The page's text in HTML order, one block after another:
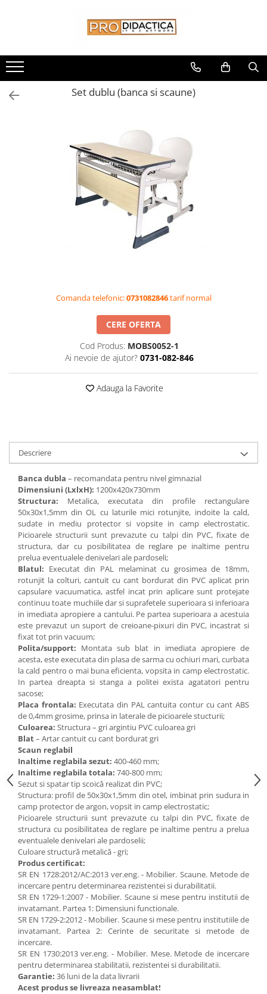
Oferta PNRR/PNRAS
Pachete Echipamente Sali Clasa
Pachete Echipamente Sala Clasa
Display-uri Interactive
Suporti/Standuri/Accesorii
Imprimante si Multifunctionale
Imprimante si Scanere 3D
Videoproiectoare
Videoconferinta si Colaborare
Camere Videoconferinta
Tehnologie Educationala
Software Educational
Oferta Mobilier Clasa
Table/Display-uri Interactive
Table Interactive
Display-uri Interactive
Accesorii/Standuri
Videoproiectoare si Echipamente IT
Videoproiectoare
Videoproiectoare
Suporti si Accesorii
Videoproiectoare
Ecrane Proiectie
Laptopuri si Accesorii
Laptopuri
Accesorii Laptopuri
All in One/PC
All in One
Periferice PC
Conectivitate si Accesorii
Monitoare
Tablete si Accesorii
Imprimante si Multifunctionale
Imprimante
Multifunctionale
Imprimante si Scanere 3D
Imprimante 3D
Videoconferinta si Colaborare
Camere Videoconferinta
Boxe si Soundbar
Tehnologie Educationala
Ochelari VR
Kit Robotic Educational
Software Educational
Mobilier Invatamant
Set dublu (banca si scaune)
Comanda telefonic:0731082846tarif normal
CERE OFERTA
Cod Produs: MOBS0052-1
Ai nevoie de ajutor? 0731-082-846
Adauga la Favorite
Descriere
Banca dubla – recomandata pentru nivel gimnazial
Dimensiuni (LxlxH): 1200x420x730mm
Structura: Metalica, executata din profile rectangulare
50x30x1,5mm din OL cu laturile mici rotunjite, indoite la cald,
sudate in mediu protector si vopsite in camp electrostatic.
Picioarele structurii sunt prevazute cu talpi din PVC, fixate de
structura, dar cu posibilitatea de reglare pe inaltime pentru
prelua eventualele denivelari ale pardoseli;
Blatul: Executat din PAL melaminat cu grosimea de 18mm,
rotunjit la colturi, cantuit cu cant bordurat din PVC aplicat prin
capsulare vacuumatica, astfel incat prin aplicare sunt protejate
continuu toate muchiile dar si suprafetele superioara si inferioara
in imediata apropiere a cantului. Pe partea superioara a acestuia
este prevazut un suport de creioane-pixuri din PVC, incastrat si
fixat tot prin vacuum;
Polita/support: Montata sub blat in imediata apropiere de
acesta, este executata din plasa de sarma cu ochiuri mari, curbata
la cald pentro o mai buna eficienta, vopsita in camp electrostatic.
In partea dreapta si stanga a politei exista agatatori pentru
sacose;
Placa frontala: Executata din PAL cantuita contur cu cant ABS
de 0,4mm grosime, prinsa in laterale de picioarele stucturii;
Culoarea: Structura – gri argintiu PVC culoarea gri
Blat– Artar cantuit cu cant bordurat gri
Scaun reglabil
Inaltime reglabila sezut: 400-460 mm;
Inaltime reglabila totala: 740-800 mm;
Sezut si spatar tip scoică realizat din PVC;
Structura: profil de 50x30x1,5mm din otel, imbinat prin sudura in
camp protector de argon, vopsit in camp electrostatic;
Picioarele structurii sunt prevazute cu talpi din PVC, fixate de
structura cu posibilitatea de reglare pe inaltime pentru a prelua
eventualele denivelari ale pardoselii;
Culoare structură metalică - gri;
Produs certificat:
SR EN 1728:2012/AC:2013 ver.eng. - Mobilier. Scaune. Metode de
incercare pentru determinarea rezistentei si durabilitatii.
SR EN 1729-1:2007 - Mobilier. Scaune si mese pentru institutii de
invatamant. Partea 1: Dimensiuni functionale.
SR EN 1729-2:2012 - Mobilier. Scaune si mese pentru institutiile de
invatamant. Partea 2: Cerinte de securitate si metode de
incercare.
SR EN 1730:2013 ver.eng. - Mobilier. Mese. Metode de incercare
pentru determinarea stabilitatii, rezistentei si durabilitatii.
Garantie: 36 luni de la data livrarii
Acest produs se livreaza neasamblat!